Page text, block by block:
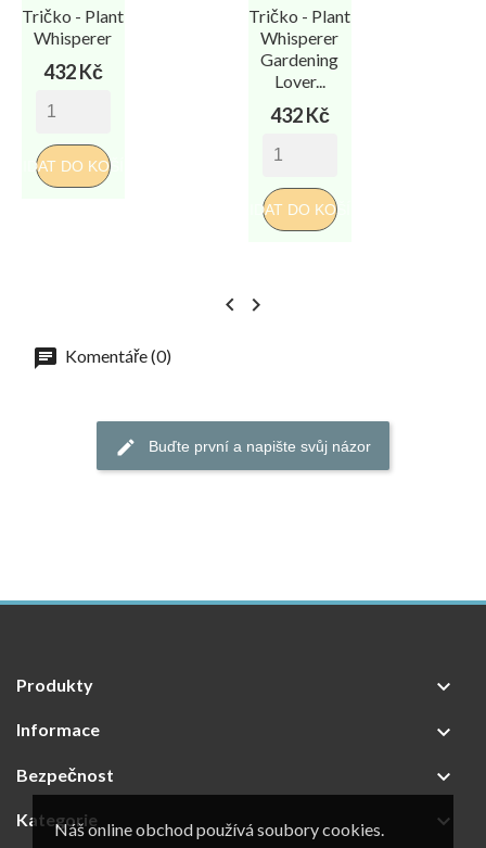
Náš online obchod používá soubory cookies.
Tričko - Plant
Whisperer
Cena
432 Kč
PŘIDAT DO KOŠÍKU
Tričko - Plant
Whisperer
Gardening
Lover...
Cena
432 Kč
PŘIDAT DO KOŠÍKU
 
Komentáře (0)
Buďte první a napište svůj názor
Produkty 
Informace 
Bezpečnost 
Kategorie 